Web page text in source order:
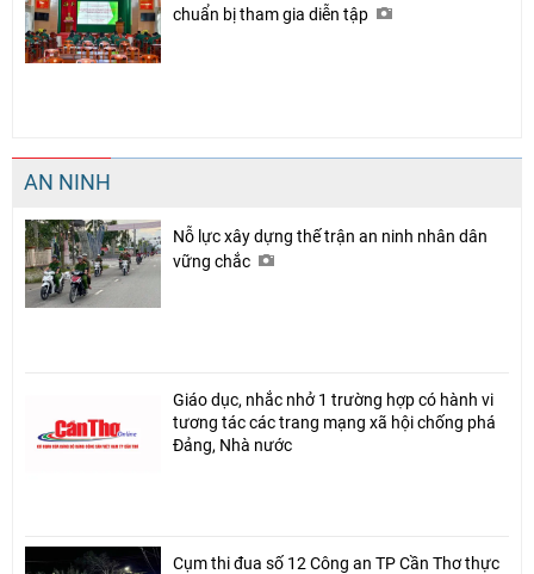
chuẩn bị tham gia diễn tập
AN NINH
Nỗ lực xây dựng thế trận an ninh nhân dân
vững chắc
Giáo dục, nhắc nhở 1 trường hợp có hành vi
tương tác các trang mạng xã hội chống phá
Đảng, Nhà nước
Cụm thi đua số 12 Công an TP Cần Thơ thực